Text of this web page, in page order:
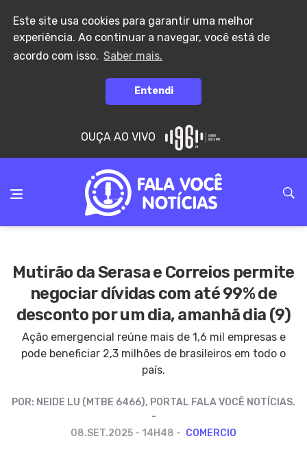
Este site usa cookies para garantir uma melhor
experiência. Ao continuar a navegar, você está de
acordo com isso. Saber mais.
Entendi
OUÇA AO VIVO
Mutirão da Serasa e Correios permite
negociar dívidas com até 99% de
desconto por um dia, amanhã dia (9)
Ação emergencial reúne mais de 1,6 mil empresas e
pode beneficiar 2,3 milhões de brasileiros em todo o
país.
POR: NEIDE LU (MTBE 6466), PORTAL FALA VOCÊ NOTÍCIAS.
08.SET.2025 - 14H48 COMERCIO